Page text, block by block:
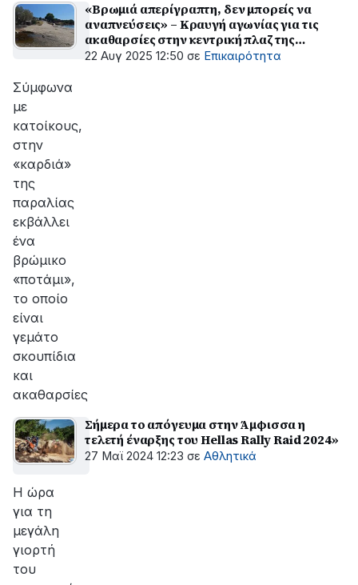
«Βρωμιά απερίγραπτη, δεν μπορείς να
αναπνεύσεις» – Κραυγή αγωνίας για τις
ακαθαρσίες στην κεντρική πλαζ της
Σαρωνίδας
22 Αυγ 2025 12:50 σε Επικαιρότητα
Σύμφωνα
με
κατοίκους,
στην
«καρδιά»
της
παραλίας
εκβάλλει
ένα
βρώμικο
«ποτάμι»,
το οποίο
είναι
γεμάτο
σκουπίδια
και
ακαθαρσίες
Σήμερα το απόγευμα στην Άμφισσα η
τελετή έναρξης του Hellas Rally Raid 2024»
27 Μαϊ 2024 12:23 σε Αθλητικά
Η ώρα
για τη
μεγάλη
γιορτή
του